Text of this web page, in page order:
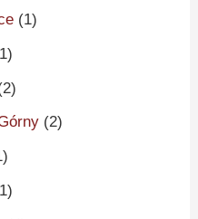
(1)
(2)